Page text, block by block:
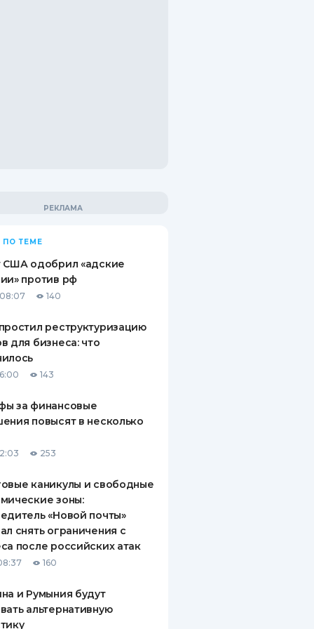
ПО ТЕМЕ
США одобрил «адские
против рф
140
реструктуризацию
для бизнеса: что
143
за финансовые
повысят в несколько
253
каникулы и свободные
зоны:
«Новой почты»
снять ограничения с
после российских атак
160
и Румыния будут
альтернативную